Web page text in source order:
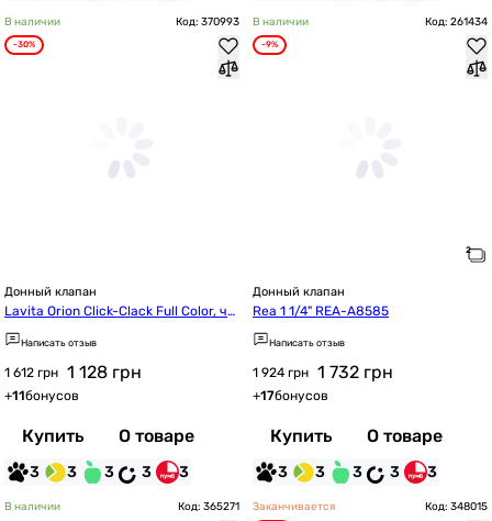
В наличии Код: 370993
-30%
Донный клапан
Lavita Orion Click-Clack Full Color, че
рный матовый (5900378357230)
Написать отзыв
1 612 грн 1 128 грн
+11бонусов
Купить О товаре
3 3 3 3 3
В наличии Код: 261434
-9%
Донный клапан
Rea 1 1/4" REA-A8585
Написать отзыв
1 924 грн 1 732 грн
+17бонусов
Купить О товаре
3 3 3 3 3
В наличии Код: 365271 Заканчивается Код: 348015